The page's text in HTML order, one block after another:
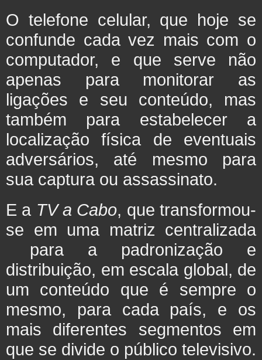
O telefone celular, que hoje se
confunde cada vez mais com o
computador, e que serve não
apenas para monitorar as
ligações e seu conteúdo, mas
também para estabelecer a
localização física de eventuais
adversários, até mesmo para
sua captura ou assassinato.
E a TV a Cabo, que transformou-
se em uma matriz centralizada
para a padronização e
distribuição, em escala global, de
um conteúdo que é sempre o
mesmo, para cada país, e os
mais diferentes segmentos em
que se divide o público televisivo.